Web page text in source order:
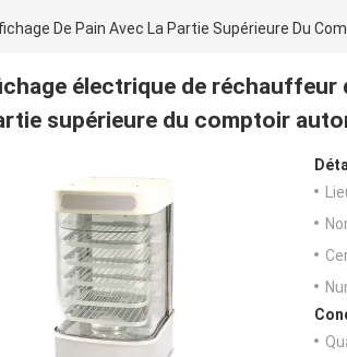
électrique de
supérieure du comptoir